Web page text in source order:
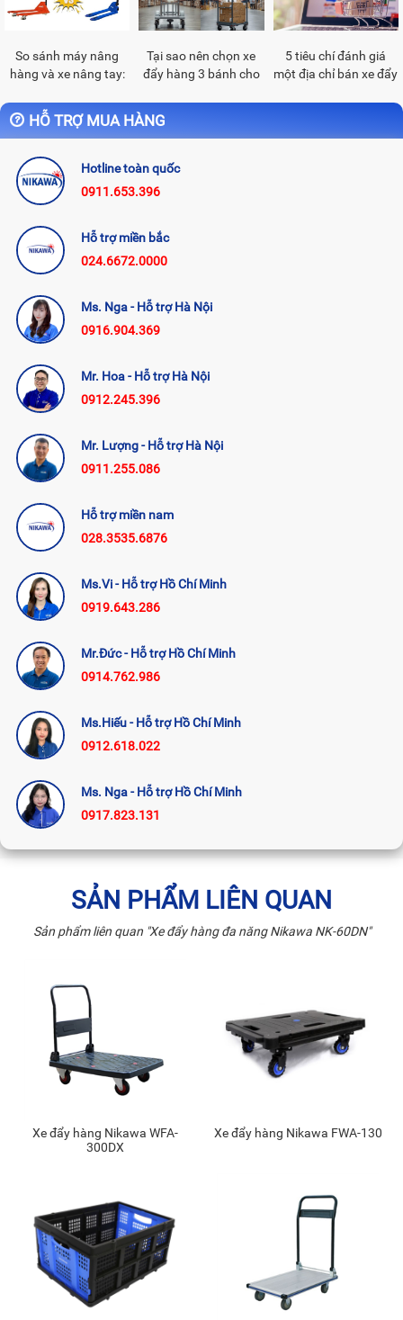
So sánh máy nâng
hàng và xe nâng tay:
Tại sao nên chọn xe
đẩy hàng 3 bánh cho
5 tiêu chí đánh giá
một địa chỉ bán xe đẩy
HỖ TRỢ MUA HÀNG
Hotline toàn quốc
0911.653.396
Hỗ trợ miền bắc
024.6672.0000
Ms. Nga - Hỗ trợ Hà Nội
0916.904.369
Mr. Hoa - Hỗ trợ Hà Nội
0912.245.396
Mr. Lượng - Hỗ trợ Hà Nội
0911.255.086
Hỗ trợ miền nam
028.3535.6876
Ms.Vi - Hỗ trợ Hồ Chí Minh
0919.643.286
Mr.Đức - Hỗ trợ Hồ Chí Minh
0914.762.986
Ms.Hiếu - Hỗ trợ Hồ Chí Minh
0912.618.022
Ms. Nga - Hỗ trợ Hồ Chí Minh
0917.823.131
SẢN PHẨM LIÊN QUAN
Sản phẩm liên quan "Xe đẩy hàng đa năng Nikawa NK-60DN"
Xe đẩy hàng Nikawa WFA-
300DX
Xe đẩy hàng Nikawa FWA-130